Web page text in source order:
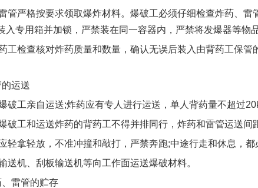
管严格按要求领取爆炸材料。爆破工必须仔细检查炸药、雷
入专用箱并加锁，严禁装在同一容器内，严禁将发爆器等物
工检查核对炸药质量和数量，确认无误后装入由背药工保管
运送
破工亲自运送;炸药应有专人进行运送，单人背药量不超过
破工和运送炸药的背药工不得并排同行，炸药和雷管运送间
轻拿轻放，不准冲撞和敲打，严禁奔跑;中途行走和休息，都
送机、刮板输送机等向工作面运送爆破材料。
雷管的贮存